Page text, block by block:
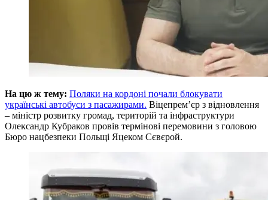
На цю ж тему: Поляки на кордоні почали блокувати
українські автобуси з пасажирами. Віцепрем’єр з відновлення
– міністр розвитку громад, територій та інфраструктури
Олександр Кубраков провів термінові перемовини з головою
Бюро нацбезпеки Польщі Яцеком Сєвєрой.